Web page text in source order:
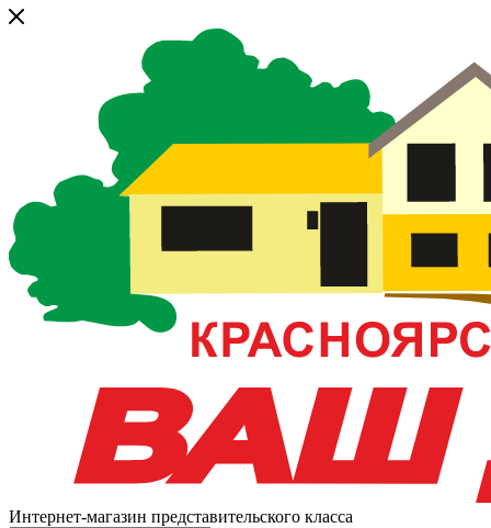
Интернет-магазин представительского класса